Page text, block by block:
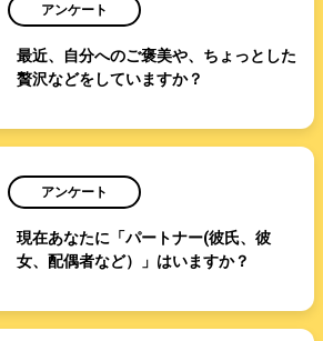
アンケート
最近、自分へのご褒美や、ちょっとした
贅沢などをしていますか？
アンケート
現在あなたに「パートナー(彼氏、彼
女、配偶者など）」はいますか？